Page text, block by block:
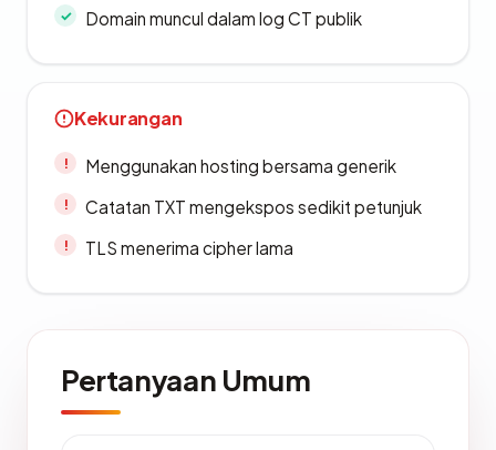
Domain muncul dalam log CT publik
Kekurangan
Menggunakan hosting bersama generik
Catatan TXT mengekspos sedikit petunjuk
TLS menerima cipher lama
Pertanyaan Umum